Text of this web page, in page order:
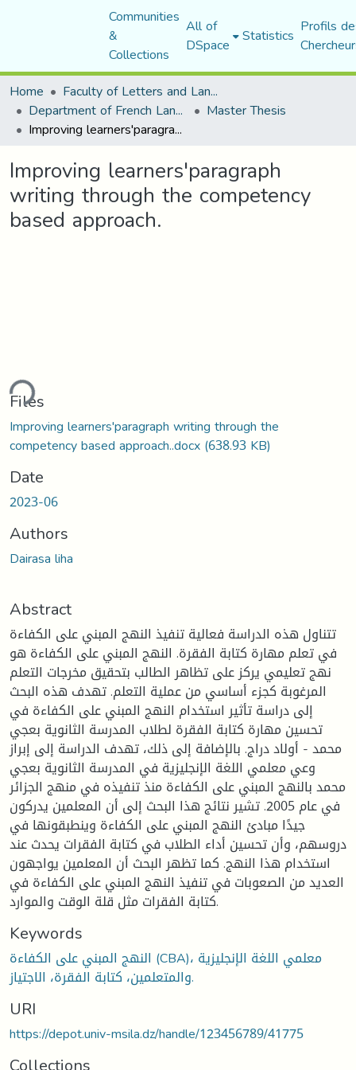
Communities
&
Collections
All of
DSpace Statistics Profils
Home
Faculty of Letters and Languages
Department of French Language and Literature Master Thesis
Improving learners'paragraph writing through the competency based approach.
Improving learners'paragraph
writing through the competency
based approach.
Files
Improving learners'paragraph writing through the
competency based approach..docx(638.93 KB)
Date
2023-06
Authors
Dairasa liha
Abstract
تتناول هذه الدراسة فعالية تنفيذ النهج المبني على الكفاءة
في تعلم مهارة كتابة الفقرة. النهج المبني على الكفاءة هو
نهج تعليمي يركز على تظاهر الطالب بتحقيق مخرجات التعلم
المرغوبة كجزء أساسي من عملية التعلم. تهدف هذه البحث
إلى دراسة تأثير استخدام النهج المبني على الكفاءة في
تحسين مهارة كتابة الفقرة لطلاب المدرسة الثانوية بعجي
محمد - أولاد دراج. بالإضافة إلى ذلك، تهدف الدراسة إلى إبراز
وعي معلمي اللغة الإنجليزية في المدرسة الثانوية بعجي
محمد بالنهج المبني على الكفاءة منذ تنفيذه في منهج الجزائر
في عام 2005. تشير نتائج هذا البحث إلى أن المعلمين يدركون
جيدًا مبادئ النهج المبني على الكفاءة وينطبقونها في
دروسهم، وأن تحسين أداء الطلاب في كتابة الفقرات يحدث عند
استخدام هذا النهج. كما تظهر البحث أن المعلمين يواجهون
العديد من الصعوبات في تنفيذ النهج المبني على الكفاءة في
كتابة الفقرات مثل قلة الوقت والموارد.
Keywords
النهج المبني على الكفاءة (CBA)، معلمي اللغة الإنجليزية
والمتعلمين، كتابة الفقرة، الاجتياز.
URI
https://depot.univ-msila.dz/handle/123456789/41775